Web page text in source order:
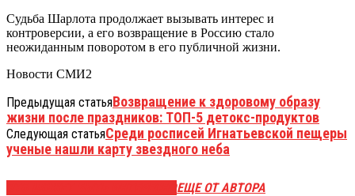
Судьба Шарлота продолжает вызывать интерес и
контроверсии, а его возвращение в Россию стало
неожиданным поворотом в его публичной жизни.
Новости СМИ2
Предыдущая статьяВозвращение к здоровому образу
жизни после праздников: ТОП-5 детокс-продуктов
Следующая статьяСреди росписей Игнатьевской пещеры
ученые нашли карту звездного неба
ЕЩЕ ОТ АВТОРА